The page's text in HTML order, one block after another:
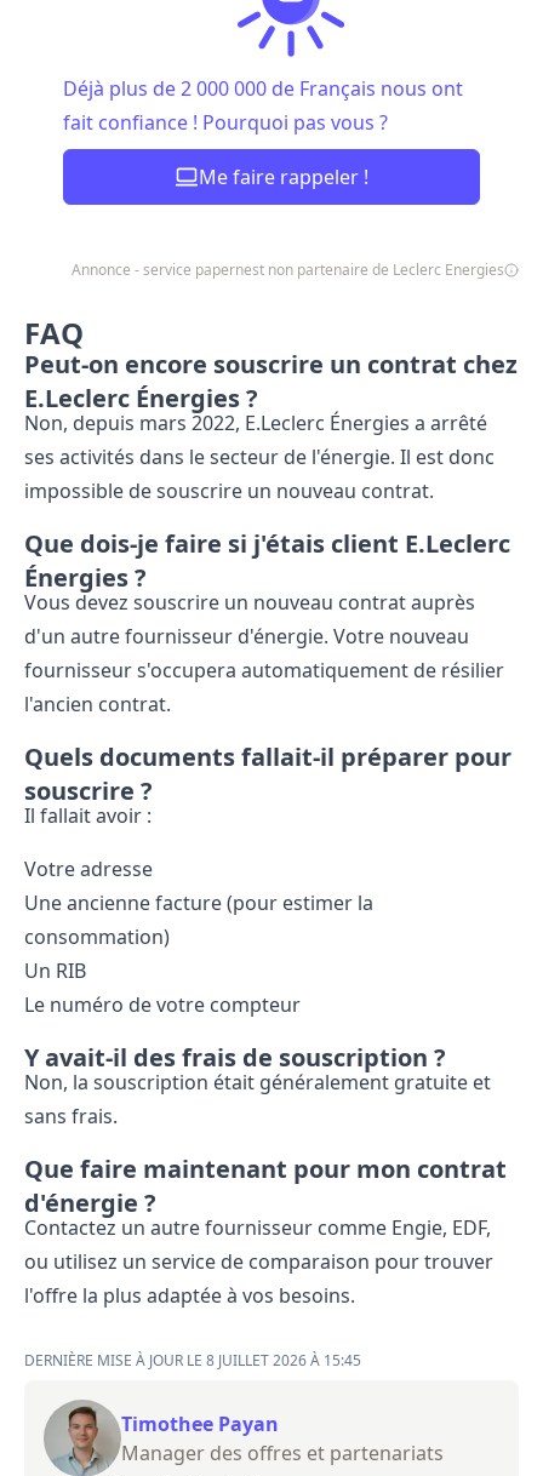
Déjà plus de 2 000 000 de Français nous ont
fait confiance ! Pourquoi pas vous ?
Me faire rappeler !
Annonce - service papernest non partenaire de Leclerc Energies
FAQ
Peut-on encore souscrire un contrat chez
E.Leclerc Énergies ?
Non, depuis mars 2022, E.Leclerc Énergies a arrêté
ses activités dans le secteur de l'énergie. Il est donc
impossible de souscrire un nouveau contrat.
Que dois-je faire si j'étais client E.Leclerc
Énergies ?
Vous devez souscrire un nouveau contrat auprès
d'un autre fournisseur d'énergie. Votre nouveau
fournisseur s'occupera automatiquement de résilier
l'ancien contrat.
Quels documents fallait-il préparer pour
souscrire ?
Il fallait avoir :
Votre adresse
Une ancienne facture (pour estimer la
consommation)
Un RIB
Le numéro de votre compteur
Y avait-il des frais de souscription ?
Non, la souscription était généralement gratuite et
sans frais.
Que faire maintenant pour mon contrat
d'énergie ?
Contactez un autre fournisseur comme Engie, EDF,
ou utilisez un service de comparaison pour trouver
l'offre la plus adaptée à vos besoins.
DERNIÈRE MISE À JOUR LE 8 JUILLET 2026 À 15:45
Timothee Payan
Manager des offres et partenariats